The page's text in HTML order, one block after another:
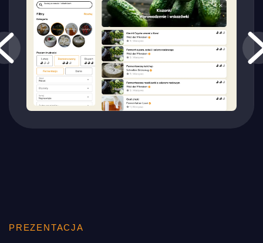
PREZENTACJA